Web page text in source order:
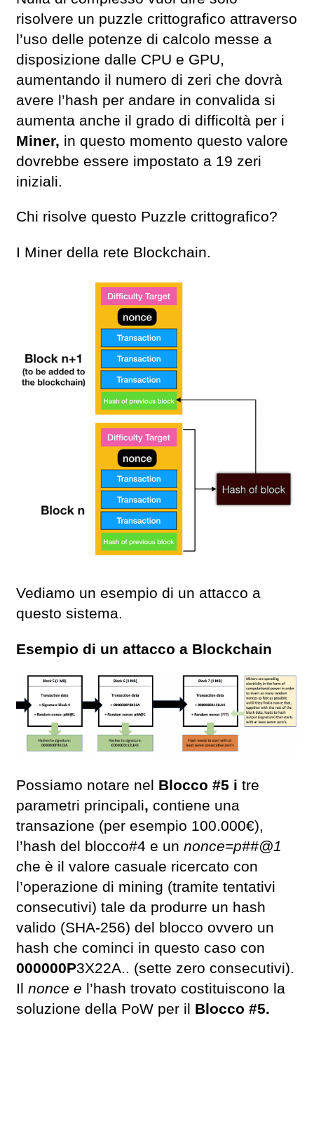
risolvere un puzzle crittografico attraverso
l’uso delle potenze di calcolo messe a
disposizione dalle CPU e GPU,
aumentando il numero di zeri che dovrà
avere l’hash per andare in convalida si
aumenta anche il grado di difficoltà per i
Miner, in questo momento questo valore
dovrebbe essere impostato a 19 zeri
iniziali.
Chi risolve questo Puzzle crittografico?
I Miner della rete Blockchain.
Vediamo un esempio di un attacco a
questo sistema.
Esempio di un attacco a Blockchain
Possiamo notare nel Blocco #5 i tre
parametri principali, contiene una
transazione (per esempio 100.000€),
l’hash del blocco#4 e un nonce=p##@1
che è il valore casuale ricercato con
l’operazione di mining (tramite tentativi
consecutivi) tale da produrre un hash
valido (SHA-256) del blocco ovvero un
hash che cominci in questo caso con
000000P3X22A.. (sette zero consecutivi).
Il nonce e l’hash trovato costituiscono la
soluzione della PoW per il Blocco #5.